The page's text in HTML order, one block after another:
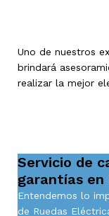
Uno de nuestros
brindará
realizar la mejor
Servicio de
garantías
Entendemos lo
de Ruedas